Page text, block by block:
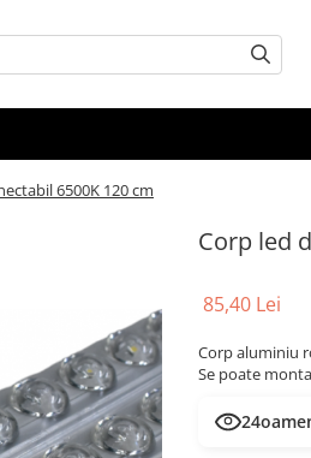
6500K 120 cm
Corp led
85,40 Lei
Corp aluminiu
Se poate
24